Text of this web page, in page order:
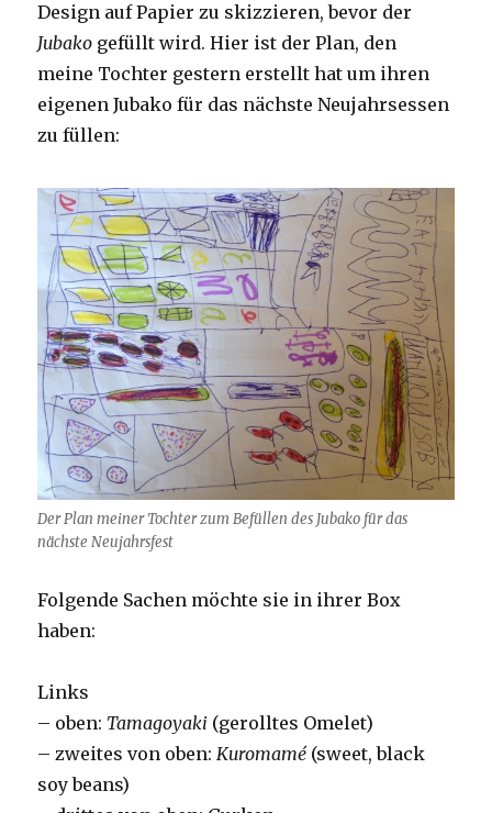
Design auf Papier zu skizzieren, bevor der
Jubako gefüllt wird. Hier ist der Plan, den
meine Tochter gestern erstellt hat um ihren
eigenen Jubako für das nächste Neujahrsessen
zu füllen:
Der Plan meiner Tochter zum Befüllen des Jubako für das
nächste Neujahrsfest
Folgende Sachen möchte sie in ihrer Box
haben:
Links
– oben: Tamagoyaki (gerolltes Omelet)
– zweites von oben:Kuromamé (sweet, black
soy beans)